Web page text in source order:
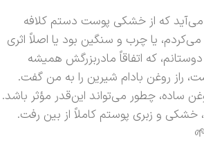
می‌آید که از خشکی پوست دستم کلافه
یا چرب و سنگین بود یا اصلاً اثری
که اتفاقاً مادربزرگش همیشه
راز روغن بادام شیرین را به من گفت.
ساده، چطور می‌تواند این‌قدر مؤثر باشد.
خشکی و زبری پوستم کاملاً از بین رفت.